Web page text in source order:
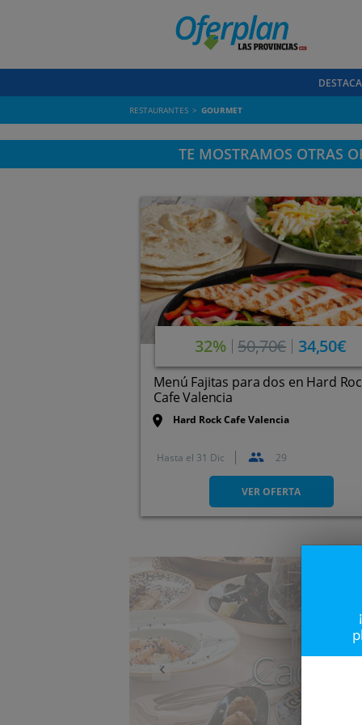
RESTAURANTES GOURMET
TE MOSTRAMOS OTRAS
32% 50,70€ 34,50€
Menú Fajitas para dos en Hard
Cafe Valencia
Hard Rock Cafe Valencia
Av. Marqués de Sotelo, 6
Hasta el 31 Dic 29
VER OFERTA
Anterior